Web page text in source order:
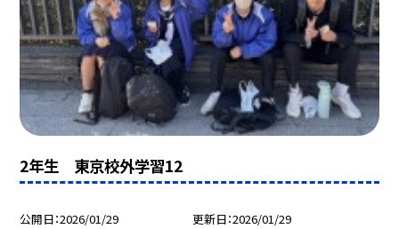
2年生 東京校外学習12
公開日 2026/01/29 更新日 2026/01/29